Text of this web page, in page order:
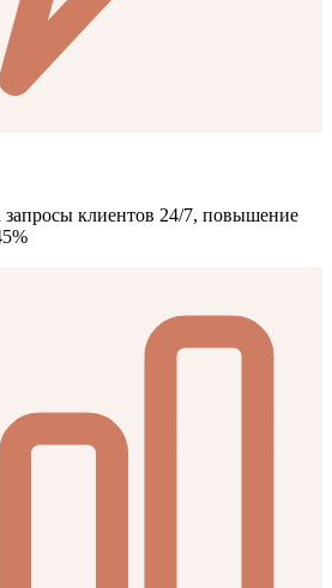
клиентов 24/7, повышение